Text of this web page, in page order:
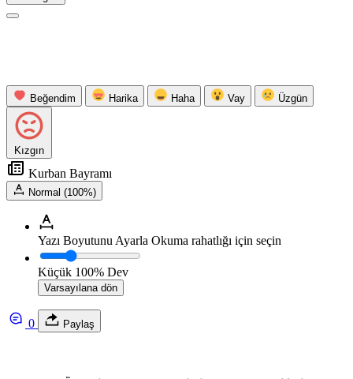
Beğendim Harika Haha Vay Üzgün
Kızgın
Kurban Bayramı
Normal (100%)
Yazı Boyutunu Ayarla Okuma rahatlığı için seçin
Küçük 100% Dev
Varsayılana dön
0 Paylaş